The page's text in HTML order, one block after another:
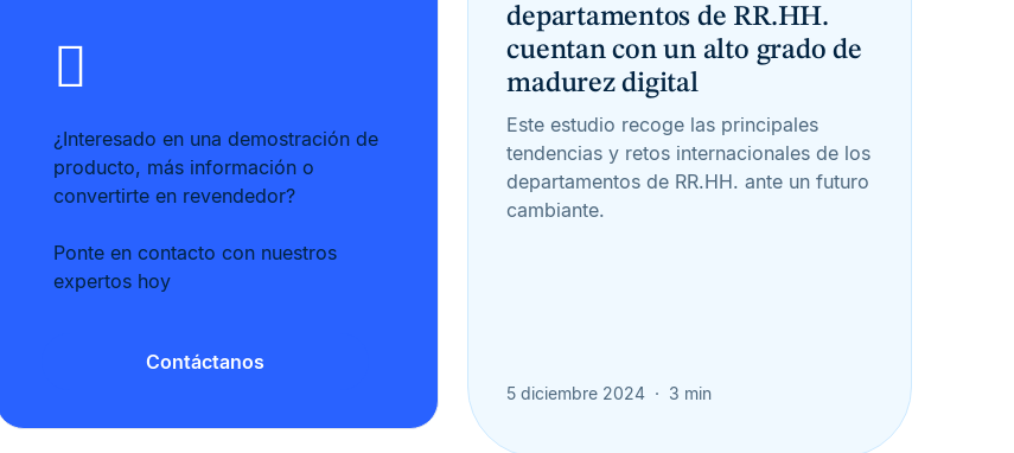
¿Interesado en una demostración de
producto, más información o
convertirte en revendedor?
Ponte en contacto con nuestros
expertos hoy
Contáctanos
departamentos de RR.HH.
cuentan con un alto grado de
madurez digital
Este estudio recoge las principales
tendencias y retos internacionales de los
departamentos de RR.HH. ante un futuro
cambiante.
5 diciembre 2024 3 min